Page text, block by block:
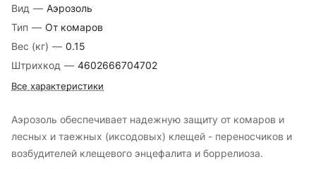
Вид — Аэрозоль
Тип — От комаров
Вес (кг) — 0.15
Штрихкод — 4602666704702
Все характеристики
Аэрозоль обеспечивает надежную защиту от комаров и
лесных и таежных (иксодовых) клещей - переносчиков и
возбудителей клещевого энцефалита и боррелиоза.